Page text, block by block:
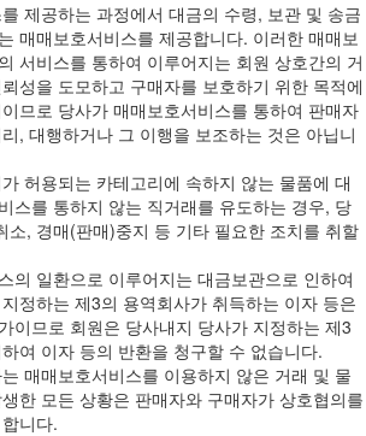
제공하는 과정에서 대금의 수령, 보관 및 송금
매매보호서비스를 제공합니다. 이러한 매매보
서비스를 통하여 이루어지는 회원 상호간의 거
성을 도모하고 구매자를 보호하기 위한 목적에
므로 당사가 매매보호서비스를 통하여 판매자
, 대행하거나 그 이행을 보조하는 것은 아닙니
허용되는 카테고리에 속하지 않는 물품에 대
스를 통하지 않는 직거래를 유도하는 경우, 당
소, 경매(판매)중지 등 기타 필요한 조치를 취할
의 일환으로 이루어지는 대금보관으로 인하여
정하는 제3의 용역회사가 취득하는 이자 등은
이므로 회원은 당사내지 당사가 지정하는 제3
여 이자 등의 반환을 청구할 수 없습니다.
매매보호서비스를 이용하지 않은 거래 및 물
한 모든 상황은 판매자와 구매자가 상호협의를
니다.